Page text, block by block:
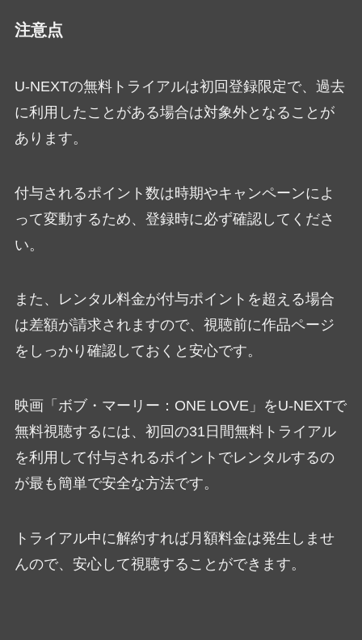
注意点
U-NEXTの無料トライアルは初回登録限定で、過去
に利用したことがある場合は対象外となることが
あります。
付与されるポイント数は時期やキャンペーンによ
って変動するため、登録時に必ず確認してくださ
い。
また、レンタル料金が付与ポイントを超える場合
は差額が請求されますので、視聴前に作品ページ
をしっかり確認しておくと安心です。
映画「ボブ・マーリー：ONE LOVE」をU-NEXTで
無料視聴するには、初回の31日間無料トライアル
を利用して付与されるポイントでレンタルするの
が最も簡単で安全な方法です。
トライアル中に解約すれば月額料金は発生しませ
んので、安心して視聴することができます。